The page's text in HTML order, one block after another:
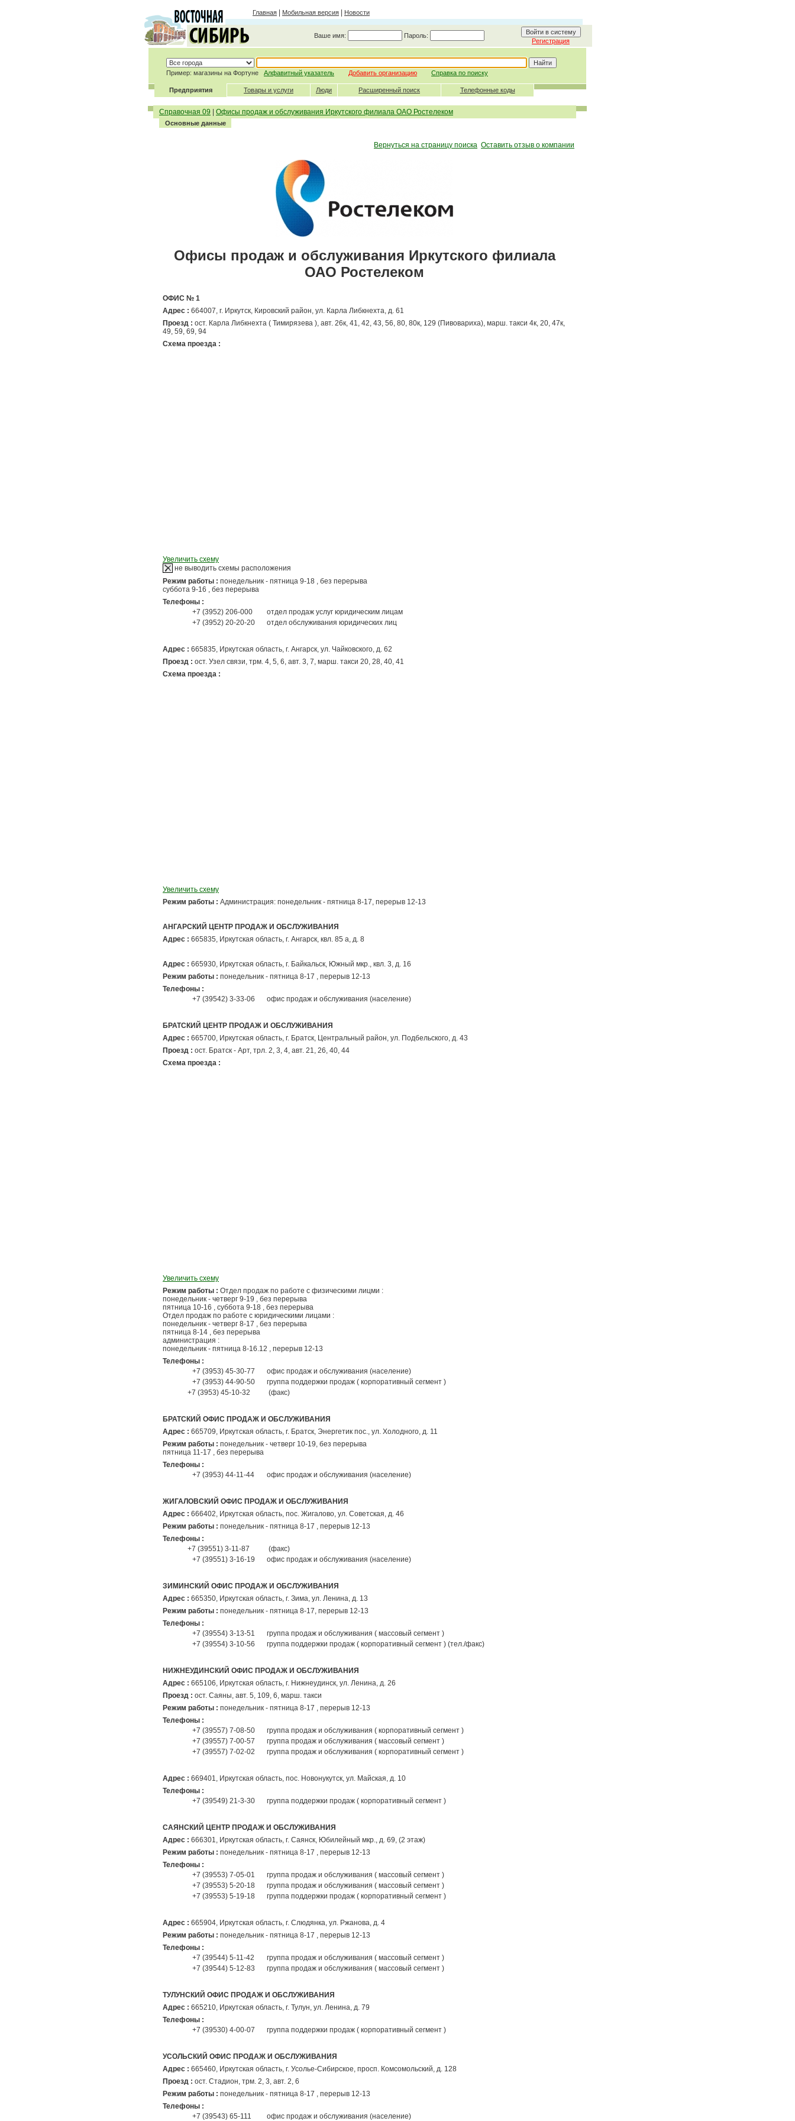
Главная Мобильная версия Новости
Ваше имя: Пароль:
Регистрация
Пример: магазины на Фортуне Алфавитный указатель Добавить организацию Справка по поиску
Предприятия Товары и услуги Люди Расширенный поиск Телефонные коды
Справочная 09 Офисы продаж и обслуживания Иркутского филиала ОАО Ростелеком
Основные данные
Вернуться на страницу поиска Оставить отзыв о компании
Офисы продаж и обслуживания Иркутского филиала
ОАО Ростелеком
ОФИС № 1
Адрес : 664007, г. Иркутск, Кировский район, ул. Карла Либкнехта, д. 61
Проезд : ост. Карла Либкнехта ( Тимирязева ), авт. 26к, 41, 42, 43, 56, 80, 80к, 129 (Пивовариха), марш. такси 4к, 20, 47к,
49, 59, 69, 94
Схема проезда :
Увеличить схему
не выводить схемы расположения
Режим работы : понедельник - пятница 9-18 , без перерыва
суббота 9-16 , без перерыва
Телефоны :
+7 (3952) 206-000
отдел продаж услуг юридическим лицам
+7 (3952) 20-20-20
отдел обслуживания юридических лиц
Адрес : 665835, Иркутская область, г. Ангарск, ул. Чайковского, д. 62
Проезд : ост. Узел связи, трм. 4, 5, 6, авт. 3, 7, марш. такси 20, 28, 40, 41
Схема проезда :
Увеличить схему
Режим работы : Администрация: понедельник - пятница 8-17, перерыв 12-13
АНГАРСКИЙ ЦЕНТР ПРОДАЖ И ОБСЛУЖИВАНИЯ
Адрес : 665835, Иркутская область, г. Ангарск, квл. 85 а, д. 8
Адрес : 665930, Иркутская область, г. Байкальск, Южный мкр., квл. 3, д. 16
Режим работы : понедельник - пятница 8-17 , перерыв 12-13
Телефоны :
+7 (39542) 3-33-06
офис продаж и обслуживания (население)
БРАТСКИЙ ЦЕНТР ПРОДАЖ И ОБСЛУЖИВАНИЯ
Адрес : 665700, Иркутская область, г. Братск, Центральный район, ул. Подбельского, д. 43
Проезд : ост. Братск - Арт, трл. 2, 3, 4, авт. 21, 26, 40, 44
Схема проезда :
Увеличить схему
Режим работы : Отдел продаж по работе с физическими лицми :
понедельник - четверг 9-19 , без перерыва
пятница 10-16 , суббота 9-18 , без перерыва
Отдел продаж по работе с юридическими лицами :
понедельник - четверг 8-17 , без перерыва
пятница 8-14 , без перерыва
администрация :
понедельник - пятница 8-16.12 , перерыв 12-13
Телефоны :
+7 (3953) 45-30-77
офис продаж и обслуживания (население)
+7 (3953) 44-90-50
группа поддержки продаж ( корпоративный сегмент )
+7 (3953) 45-10-32
(факс)
БРАТСКИЙ ОФИС ПРОДАЖ И ОБСЛУЖИВАНИЯ
Адрес : 665709, Иркутская область, г. Братск, Энергетик пос., ул. Холодного, д. 11
Режим работы : понедельник - четверг 10-19, без перерыва
пятница 11-17 , без перерыва
Телефоны :
+7 (3953) 44-11-44
офис продаж и обслуживания (население)
ЖИГАЛОВСКИЙ ОФИС ПРОДАЖ И ОБСЛУЖИВАНИЯ
Адрес : 666402, Иркутская область, пос. Жигалово, ул. Советская, д. 46
Режим работы : понедельник - пятница 8-17 , перерыв 12-13
Телефоны :
+7 (39551) 3-11-87
(факс)
+7 (39551) 3-16-19
офис продаж и обслуживания (население)
ЗИМИНСКИЙ ОФИС ПРОДАЖ И ОБСЛУЖИВАНИЯ
Адрес : 665350, Иркутская область, г. Зима, ул. Ленина, д. 13
Режим работы : понедельник - пятница 8-17, перерыв 12-13
Телефоны :
+7 (39554) 3-13-51
группа продаж и обслуживания ( массовый сегмент )
+7 (39554) 3-10-56
группа поддержки продаж ( корпоративный сегмент ) (тел./факс)
НИЖНЕУДИНСКИЙ ОФИС ПРОДАЖ И ОБСЛУЖИВАНИЯ
Адрес : 665106, Иркутская область, г. Нижнеудинск, ул. Ленина, д. 26
Проезд : ост. Саяны, авт. 5, 109, 6, марш. такси
Режим работы : понедельник - пятница 8-17 , перерыв 12-13
Телефоны :
+7 (39557) 7-08-50
группа продаж и обслуживания ( корпоративный сегмент )
+7 (39557) 7-00-57
группа продаж и обслуживания ( массовый сегмент )
+7 (39557) 7-02-02
группа продаж и обслуживания ( корпоративный сегмент )
Адрес : 669401, Иркутская область, пос. Новонукутск, ул. Майская, д. 10
Телефоны :
+7 (39549) 21-3-30
группа поддержки продаж ( корпоративный сегмент )
САЯНСКИЙ ЦЕНТР ПРОДАЖ И ОБСЛУЖИВАНИЯ
Адрес : 666301, Иркутская область, г. Саянск, Юбилейный мкр., д. 69, (2 этаж)
Режим работы : понедельник - пятница 8-17 , перерыв 12-13
Телефоны :
+7 (39553) 7-05-01
группа продаж и обслуживания ( массовый сегмент )
+7 (39553) 5-20-18
группа продаж и обслуживания ( массовый сегмент )
+7 (39553) 5-19-18
группа поддержки продаж ( корпоративный сегмент )
Адрес : 665904, Иркутская область, г. Слюдянка, ул. Ржанова, д. 4
Режим работы : понедельник - пятница 8-17 , перерыв 12-13
Телефоны :
+7 (39544) 5-11-42
группа продаж и обслуживания ( массовый сегмент )
+7 (39544) 5-12-83
группа продаж и обслуживания ( массовый сегмент )
ТУЛУНСКИЙ ОФИС ПРОДАЖ И ОБСЛУЖИВАНИЯ
Адрес : 665210, Иркутская область, г. Тулун, ул. Ленина, д. 79
Телефоны :
+7 (39530) 4-00-07
группа поддержки продаж ( корпоративный сегмент )
УСОЛЬСКИЙ ОФИС ПРОДАЖ И ОБСЛУЖИВАНИЯ
Адрес : 665460, Иркутская область, г. Усолье-Сибирское, просп. Комсомольский, д. 128
Проезд : ост. Стадион, трм. 2, 3, авт. 2, 6
Режим работы : понедельник - пятница 8-17 , перерыв 12-13
Телефоны :
+7 (39543) 65-111
офис продаж и обслуживания (население)